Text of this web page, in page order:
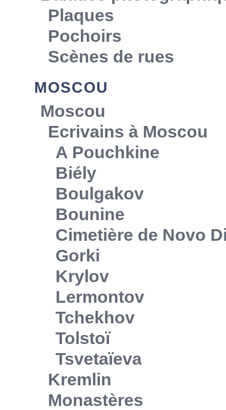
Plaques
Pochoirs
Scènes de rues
MOSCOU
Moscou
Ecrivains à Moscou
A Pouchkine
Biély
Boulgakov
Bounine
Cimetière de Novo
Gorki
Krylov
Lermontov
Tchekhov
Tolstoï
Tsvetaïeva
Kremlin
Monastères